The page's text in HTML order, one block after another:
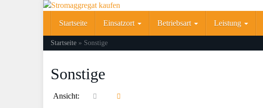
Startseite Einsatzort Betriebsart Leistung
Startseite » Sonstige
Sonstige
Ansicht: